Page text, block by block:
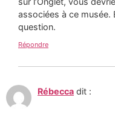
associées à ce
question.
Répondre
Rébecca dit :